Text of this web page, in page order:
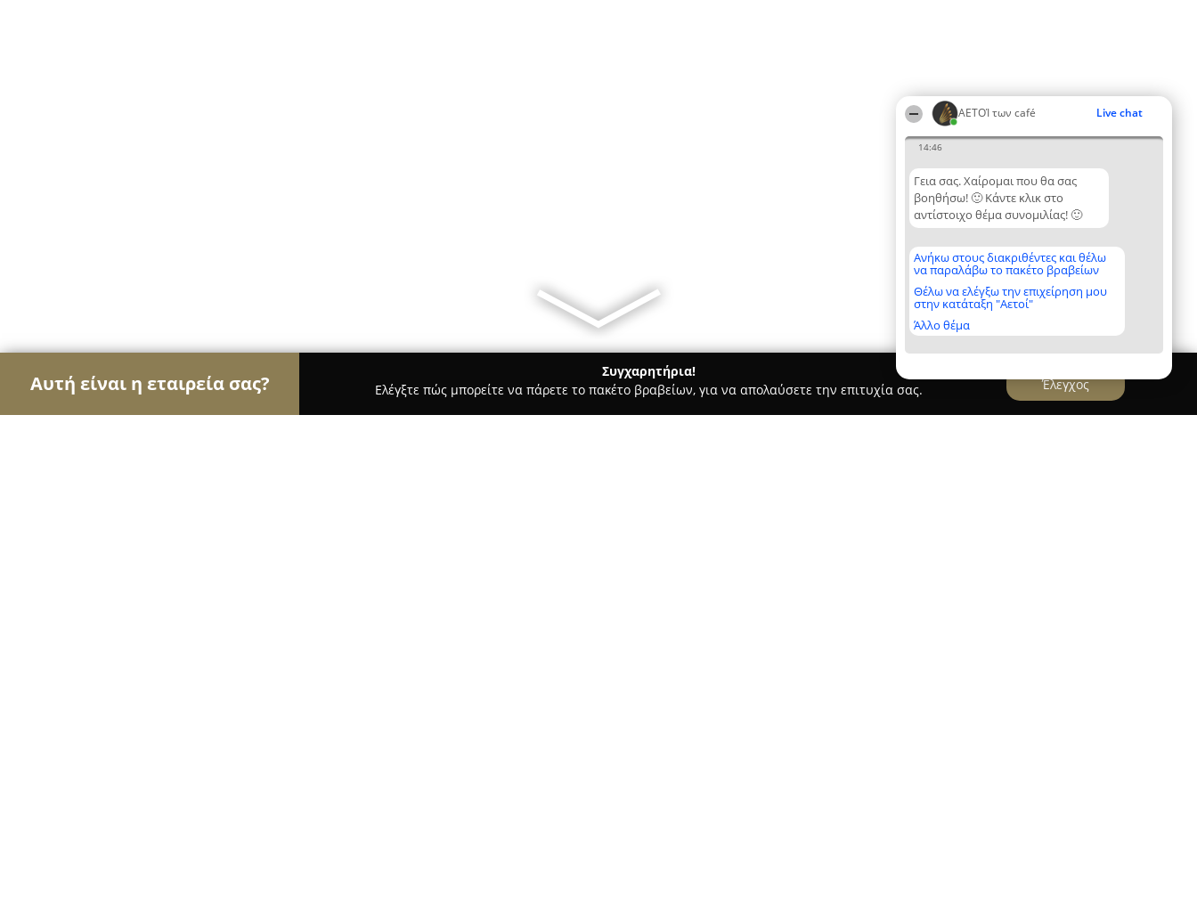
ΑΕΤΟΊ των café Live chat
14:46
Γεια σας. Χαίρομαι που θα σας
βοηθήσω! 🙂 Κάντε κλικ στο
αντίστοιχο θέμα συνομιλίας! 🙂
Ανήκω στους διακριθέντες και θέλω
να παραλάβω το πακέτο βραβείων
Θέλω να ελέγξω την επιχείρηση μου
στην κατάταξη "Αετοί"
Άλλο θέμα
Αυτή είναι η εταιρεία σας?
Συγχαρητήρια!
Ελέγξτε πώς μπορείτε να πάρετε το πακέτο βραβείων, για να απολαύσετε την επιτυχία σας.
Έλεγχος